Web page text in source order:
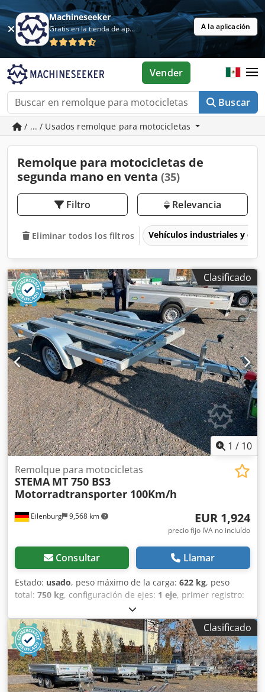
Machineseeker
Gratis en la tienda de aplicaciones A la aplicación
Buscar
Vender
/ ... / Usados remolque para motocicletas
Remolque para motocicletas de
segunda mano en venta (35)
Filtro Relevancia
Eliminar todos los filtros Vehículos industriales y
Clasificado
1 / 10
Eilenburg 9,568 km
Remolque para motocicletas
STEMA MT 750 BS3
Motorradtransporter 100Km/h
EUR 1,924
precio fijo IVA no incluído
Consultar Llamar
Estado: usado, peso máximo de la carga: 622 kg, peso
total: 750 kg, configuración de ejes: 1 eje, primer registro:
, longitud del espacio de carga:
anchura del espacio de carga:1,444 mm, ancho total:
1,550 mm
, altura total:600 mm, A28 GW26GA00654
Fabricante: STEMA, Tipo: MT 750 BS3, 100 km/h... y mucho
más. Altura de carga: 580 mm Crjdpfjyn Ugyex Amzjf Salvo
errores y venta previa.
Clasificado